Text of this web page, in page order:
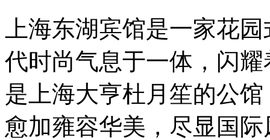
上海东湖宾馆是一家花
代时尚气息于一体，闪
是上海大亨杜月笙的公
愈加雍容华美，尽显国际